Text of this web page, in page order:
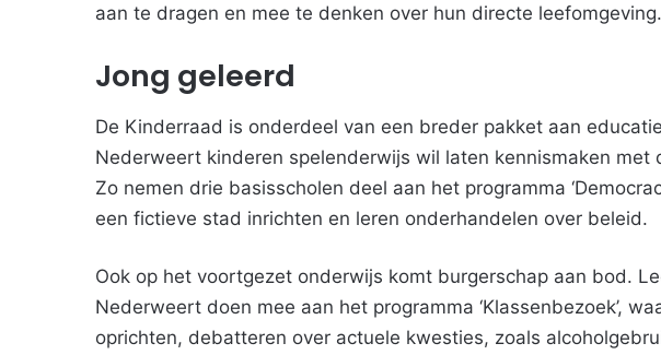
aan te dragen en mee te denken over hun directe leefomgeving.
Jong geleerd
De Kinderraad is onderdeel van een breder pakket aan
Nederweert kinderen spelenderwijs wil laten kennismaken met
Zo nemen drie basisscholen deel aan het programma
een fictieve stad inrichten en leren onderhandelen over beleid.
Ook op het voortgezet onderwijs komt burgerschap aan bod.
Nederweert doen mee aan het programma ‘Klassenbezoek’,
oprichten, debatteren over actuele kwesties, zoals